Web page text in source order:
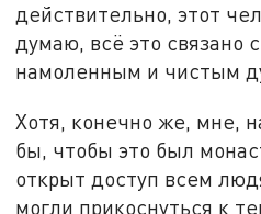
действительно, этот
думаю, всё это связано
намоленным и чистым
Хотя, конечно же, мне,
бы, чтобы это был
открыт доступ всем
могли прикоснуться к